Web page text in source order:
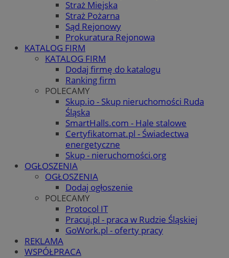
Straż Miejska
Straż Pożarna
Sąd Rejonowy
Prokuratura Rejonowa
KATALOG FIRM
KATALOG FIRM
Dodaj firmę do katalogu
Ranking firm
POLECAMY
Skup.io - Skup nieruchomości Ruda
Śląska
SmartHalls.com - Hale stalowe
Certyfikatomat.pl - Świadectwa
energetyczne
Skup - nieruchomości.org
OGŁOSZENIA
OGŁOSZENIA
Dodaj ogłoszenie
POLECAMY
Protocol IT
Pracuj.pl - praca w Rudzie Śląskiej
GoWork.pl - oferty pracy
REKLAMA
WSPÓŁPRACA